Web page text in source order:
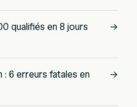
qualifiés en 8 jours
→
6 erreurs fatales en
→